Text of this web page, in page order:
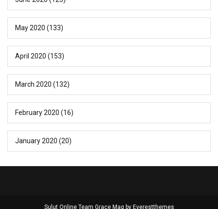
May 2020 (133)
April 2020 (153)
March 2020 (132)
February 2020 (16)
January 2020 (20)
Sulut Online Team Grace Mag by Everestthemes